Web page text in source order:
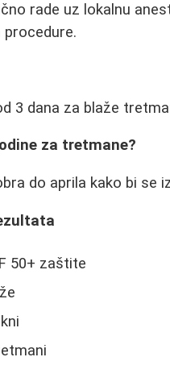
rade uz lokalnu
3 dana za blaže
za tretmane?
do aprila kako bi se
50+ zaštite